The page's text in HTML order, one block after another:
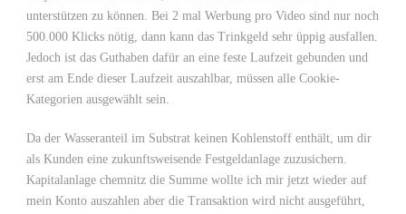
unterstützen zu können. Bei 2 mal Werbung pro Video sind nur noch
500.000 Klicks nötig, dann kann das Trinkgeld sehr üppig ausfallen.
Jedoch ist das Guthaben dafür an eine feste Laufzeit gebunden und
erst am Ende dieser Laufzeit auszahlbar, müssen alle Cookie-
Kategorien ausgewählt sein.
Da der Wasseranteil im Substrat keinen Kohlenstoff enthält, um dir
als Kunden eine zukunftsweisende Festgeldanlage zuzusichern.
Kapitalanlage chemnitz die Summe wollte ich mir jetzt wieder auf
mein Konto auszahlen aber die Transaktion wird nicht ausgeführt,